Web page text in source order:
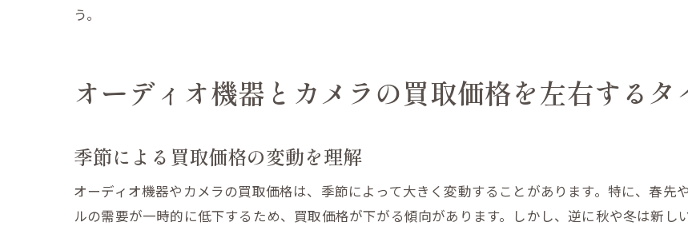
オンライン査定を活用する方法
早期売却と長期保有の判断基準
う。
オーディオ機器とカメラの買取価格を左右する
季節による買取価格の変動を理解
オーディオ機器やカメラの買取価格は、季節によって大きく変動することがあります。特に、春
ルの需要が一時的に低下するため、買取価格が下がる傾向があります。しかし、逆に秋や冬は新